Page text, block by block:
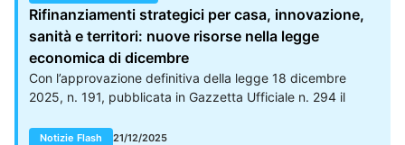
concorrenza, uno strumento legislativo pensato per
potenziare la competitività del sistema economico italiano,
promuovendo l’efficienza dei mercati, la tutela dei
consumatori e un ambiente regolatorio più favorevole alla
libera iniziativa.
Rifinanziamenti strategici per casa, innovazione,
sanità e territori: nuove risorse nella legge
economica di dicembre
Con l’approvazione definitiva della legge 18 dicembre
2025, n. 191, pubblicata in Gazzetta Ufficiale n. 294 il
pacchetto di misure economiche urgenti convertito con
Notizie Flash 21/12/2025